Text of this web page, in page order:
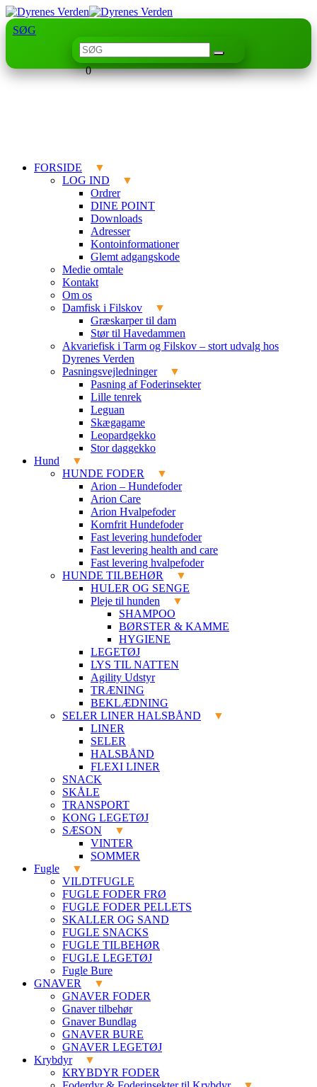
SØG
0
FORSIDE
LOG IND
Ordrer
DINE POINT
Downloads
Adresser
Kontoinformationer
Glemt adgangskode
Medie omtale
Kontakt
Om os
Damfisk i Filskov
Græskarper til dam
Stør til Havedammen
Akvariefisk i Tarm og Filskov – stort udvalg hos
Dyrenes Verden
Pasningsvejledninger
Pasning af Foderinsekter
Lille tenrek
Leguan
Skægagame
Leopardgekko
Stor daggekko
Hund
HUNDE FODER
Arion – Hundefoder
Arion Care
Arion Hvalpefoder
Kornfrit Hundefoder
Fast levering hundefoder
Fast levering health and care
Fast levering hvalpefoder
HUNDE TILBEHØR
HULER OG SENGE
Pleje til hunden
SHAMPOO
BØRSTER & KAMME
HYGIENE
LEGETØJ
LYS TIL NATTEN
Agility Udstyr
TRÆNING
BEKLÆDNING
SELER LINER HALSBÅND
LINER
SELER
HALSBÅND
FLEXI LINER
SNACK
SKÅLE
TRANSPORT
KONG LEGETØJ
SÆSON
VINTER
SOMMER
Fugle
VILDTFUGLE
FUGLE FODER FRØ
FUGLE FODER PELLETS
SKALLER OG SAND
FUGLE SNACKS
FUGLE TILBEHØR
FUGLE LEGETØJ
Fugle Bure
GNAVER
GNAVER FODER
Gnaver tilbehør
Gnaver Bundlag
GNAVER BURE
GNAVER LEGETØJ
Krybdyr
KRYBDYR FODER